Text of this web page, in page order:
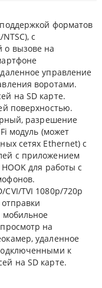
форматов
с
о вызове на
управление
воротами.
на SD карте.
поверхностью.
разрешение
модуль (может
сетях Ethernet) с
с приложением
для работы с
TVI 1080р/720p
мобильное
на
удаленное
к
на SD карте.